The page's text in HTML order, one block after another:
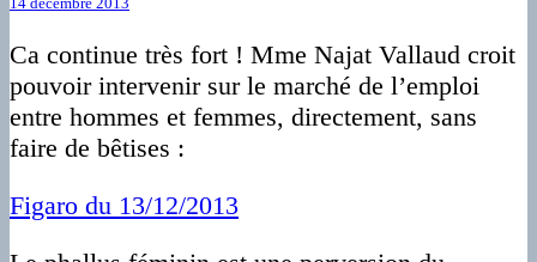
Ca continue très fort ! Mme Najat Vallaud croit
pouvoir intervenir sur le marché de l’emploi
entre hommes et femmes, directement, sans
faire de bêtises :
Figaro du 13/12/2013